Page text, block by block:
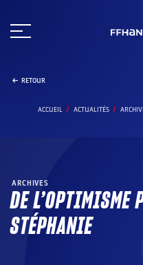
au
RETOUR
ACCUEIL ACTUALITÉS
ARCHIVES
DE L’OPTIMISME
STÉPHANIE